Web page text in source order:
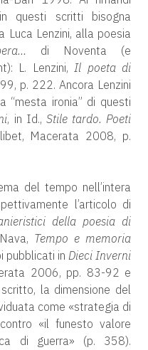
questi scritti bisogna
Luca Lenzini, alla poesia
di Noventa (e
L. Lenzini, Il poeta di
p. 222. Ancora Lenzini
“mesta ironia” di questi
, in Id., Stile tardo. Poeti
Macerata 2008, p.
del tempo nell’intera
l’articolo di
della poesia di
Tempo e memoria
pubblicati in Dieci Inverni
2006, pp. 83-92 e
la dimensione del
come «strategia di
«il funesto valore
di guerra» (p. 358).